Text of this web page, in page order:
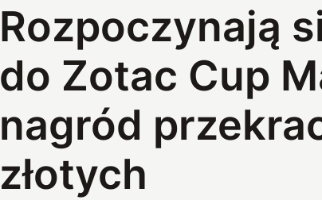
Rozpoczynają
do Zotac Cup
nagród
złotych